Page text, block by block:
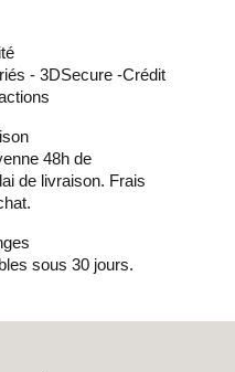
- 3DSecure -Crédit
48h de
de livraison. Frais
sous 30 jours.